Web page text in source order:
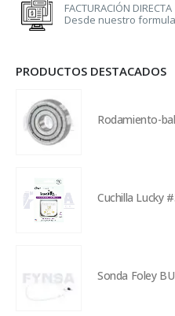
FACTURACIÓN DIRECTA
Desde nuestro
PRODUCTOS DESTACADOS
Rodamiento-
Cuchilla Lucky
Sonda Foley